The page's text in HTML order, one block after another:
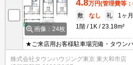
画像：24枚
4.8万円(管理費等
敷
なし 礼
1ヶ月
1階
1K 23.18m²
★ご来店用お客様駐車場完備・タウン
株式会社タウンハウジング東京 東大和市店